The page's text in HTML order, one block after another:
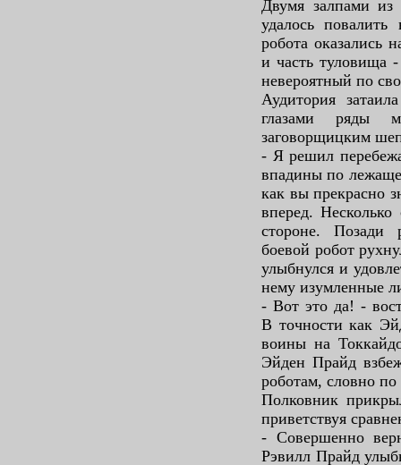
Двумя залпами
удалось
робота оказались
и часть туловища
невероятный по
Аудитория
глазами ряды
заговорщицким
- Я решил
впадины по
как вы прекрасно
вперед.
стороне. Позади
боевой робот
улыбнулся и
нему изумленные
- Вот это да! -
В точности как
воины на
Эйден Прайд
роботам, словно по
Полковник
приветствуя
- Совершенно
Рэвилл Прайд